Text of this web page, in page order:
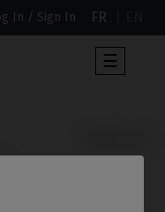
In / Sign In FR
Toggle
☰